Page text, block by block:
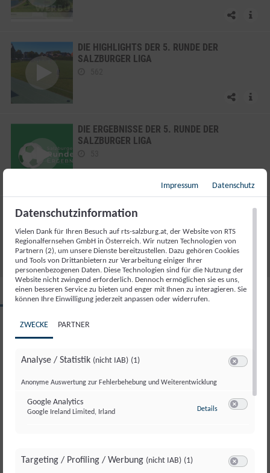
DIE HIGHLIGHTS DER 5. RUNDE DER
SALZBURGER LIGA
DIE ERGEBNISSE DER 5. RUNDE DER
SALZBURGER LIGA
VERABSCHIEDUNG SALZBURG MAGAZIN
35
SALZBURG MAGAZIN
Di., 2. September. 2025
Sendung teilen
August 2026
Begrüßung Salzburg Magazin
August 2026
Wehrdienstverlängerung: Was
August 2026
Wasserkraftwerk Sulzau: Strom für
August 2026
Flachau im Sommer: Funspace
August 2026
Sports4fun: Feriensport-
August 2026
Altes Handwerk: Eugendorferin
August 2026
Künstlerspuren: Cornelius Obonya
August 2026
Verabschiedung Salzburg
Impressum Datenschutz
Datenschutzinformation
Vielen Dank für Ihren Besuch auf rts-salzburg.at, der Website von RTS
Regionalfernsehen GmbH in Österreich. Wir nutzen Technologien von
Partnern (2), um unsere Dienste bereitzustellen. Dazu gehören Cookies
und Tools von Drittanbietern zur Verarbeitung einiger Ihrer
personenbezogenen Daten. Diese Technologien sind für die Nutzung der
Website nicht zwingend erforderlich. Dennoch ermöglichen sie es uns,
einen besseren Service zu bieten und enger mit Ihnen zu interagieren. Sie
können Ihre Einwilligung jederzeit anpassen oder widerrufen.
ZWECKE PARTNER
Analyse / Statistik (nicht IAB) (1)
Anonyme Auswertung zur Fehlerbehebung und Weiterentwicklung
Google Analytics
Google Ireland Limited, Irland Details zu Google
Targeting / Profiling / Werbung (nicht IAB) (1)